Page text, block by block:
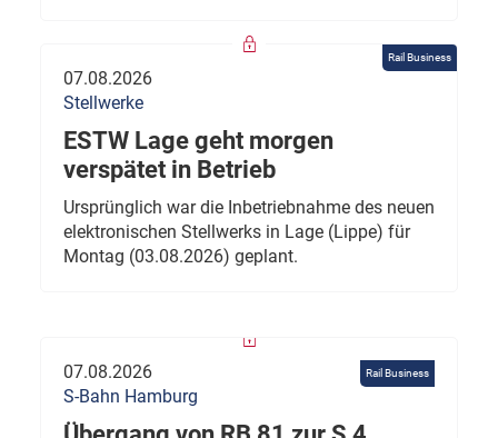
Rail Business
07.08.2026
Stellwerke
ESTW Lage geht morgen
verspätet in Betrieb
Ursprünglich war die Inbetriebnahme des neuen
elektronischen Stellwerks in Lage (Lippe) für
Montag (03.08.2026) geplant.
Rail Business
07.08.2026
S-Bahn Hamburg